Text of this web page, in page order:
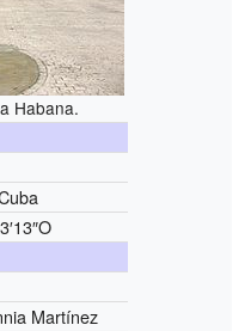
Habana.
Martínez